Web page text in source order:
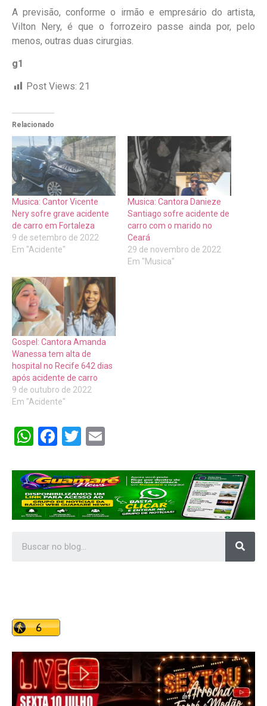
A previsão, conforme o irmão e empresário do artista,
Vilton Nery, é que o forrozeiro passe ainda por, pelo
menos, outras duas cirurgias.
g1
Post Views: 21
Relacionado
Musica: Cantor Vicente
Nery sofre grave acidente
de carro em Fortaleza
9 de setembro de 2022
Em "Acidente"
Musica: Cantora Danieze
Santiago sofre acidente de
carro com o marido no
Ceará
29 de novembro de 2022
Em "Musica"
Gospel: Cantora Amanda
Wanessa tem alta de
hospital no Recife 642 dias
após acidente de carro
9 de outubro de 2022
Em "Acidente"
WhatsApp
Facebook
Twitter